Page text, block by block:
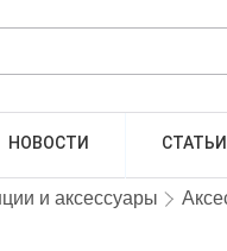
НОВОСТИ СТАТЬИ
и аксессуары